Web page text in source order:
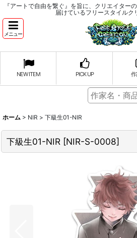
『アートで自由を繋ぐ』を旨に、クリエイター
届けているフリースタイルク
メニュー
NEW ITEM PICK UP 作
ホーム > NIR > 下級生01-NIR
下級生01-NIR [NIR-S-0008]